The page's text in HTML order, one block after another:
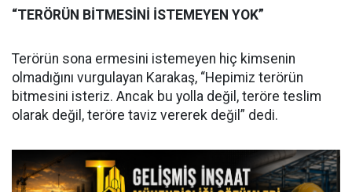
“TERÖRÜN BİTMESİNİ İSTEMEYEN YOK”
Terörün sona ermesini istemeyen hiç kimsenin
olmadığını vurgulayan Karakaş, “Hepimiz terörün
bitmesini isteriz. Ancak bu yolla değil, teröre teslim
olarak değil, teröre taviz vererek değil” dedi.